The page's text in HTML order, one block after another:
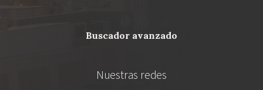
buscador avanzado
Nuestras redes